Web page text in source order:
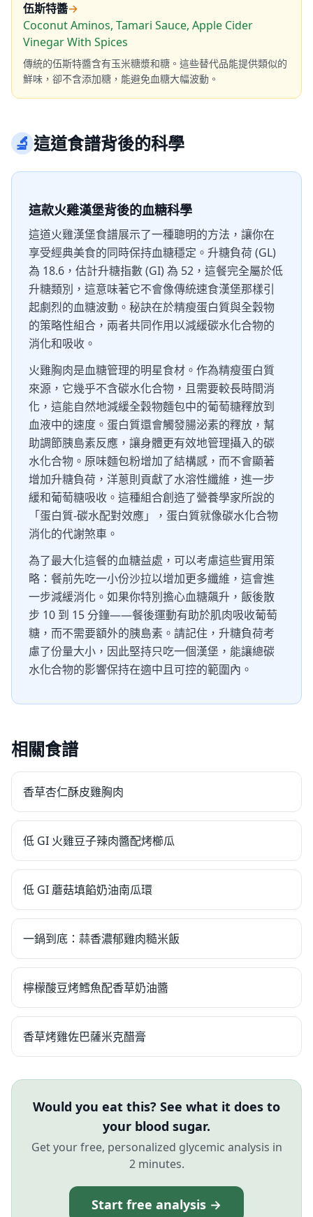
伍斯特醬→
Coconut Aminos, Tamari Sauce, Apple Cider
Vinegar With Spices
傳統的伍斯特醬含有玉米糖漿和糖。這些替代品能提供類似的
鮮味，卻不含添加糖，能避免血糖大幅波動。
🔬這道食譜背後的科學
這款火雞漢堡背後的血糖科學
這道火雞漢堡食譜展示了一種聰明的方法，讓你在
享受經典美食的同時保持血糖穩定。升糖負荷 (GL)
為 18.6，估計升糖指數 (GI) 為 52，這餐完全屬於低
升糖類別，這意味著它不會像傳統速食漢堡那樣引
起劇烈的血糖波動。秘訣在於精瘦蛋白質與全穀物
的策略性組合，兩者共同作用以減緩碳水化合物的
消化和吸收。
火雞胸肉是血糖管理的明星食材。作為精瘦蛋白質
來源，它幾乎不含碳水化合物，且需要較長時間消
化，這能自然地減緩全穀物麵包中的葡萄糖釋放到
血液中的速度。蛋白質還會觸發腸泌素的釋放，幫
助調節胰島素反應，讓身體更有效地管理攝入的碳
水化合物。原味麵包粉增加了結構感，而不會顯著
增加升糖負荷，洋蔥則貢獻了水溶性纖維，進一步
緩和葡萄糖吸收。這種組合創造了營養學家所說的
「蛋白質-碳水配對效應」，蛋白質就像碳水化合物
消化的代謝煞車。
為了最大化這餐的血糖益處，可以考慮這些實用策
略：餐前先吃一小份沙拉以增加更多纖維，這會進
一步減緩消化。如果你特別擔心血糖飆升，飯後散
步 10 到 15 分鐘——餐後運動有助於肌肉吸收葡萄
糖，而不需要額外的胰島素。請記住，升糖負荷考
慮了份量大小，因此堅持只吃一個漢堡，能讓總碳
水化合物的影響保持在適中且可控的範圍內。
相關食譜
香草杏仁酥皮雞胸肉
低 GI 火雞豆子辣肉醬配烤櫛瓜
低 GI 蘑菇填餡奶油南瓜環
一鍋到底：蒜香濃郁雞肉糙米飯
檸檬酸豆烤鱈魚配香草奶油醬
香草烤雞佐巴薩米克醋膏
Would you eat this? See what it does to
your blood sugar.
Get your free, personalized glycemic analysis in
2 minutes.
Start free analysis →